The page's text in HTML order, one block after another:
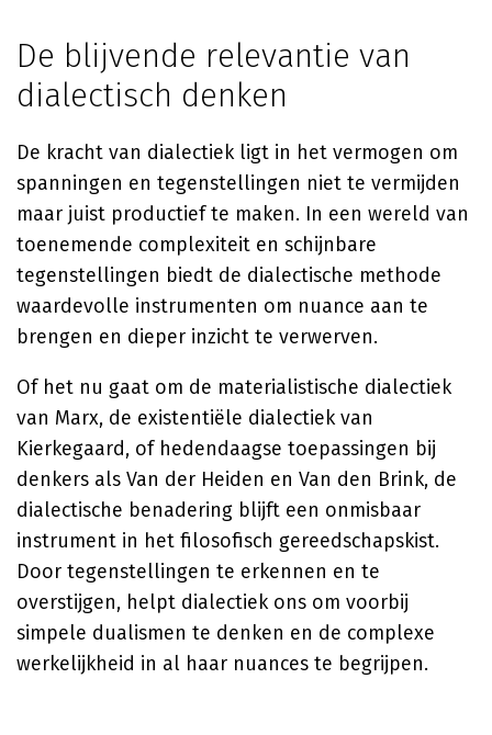
De blijvende relevantie van
dialectisch denken
De kracht van dialectiek ligt in het vermogen om
spanningen en tegenstellingen niet te vermijden
maar juist productief te maken. In een wereld van
toenemende complexiteit en schijnbare
tegenstellingen biedt de dialectische methode
waardevolle instrumenten om nuance aan te
brengen en dieper inzicht te verwerven.
Of het nu gaat om de materialistische dialectiek
van Marx, de existentiële dialectiek van
Kierkegaard, of hedendaagse toepassingen bij
denkers als Van der Heiden en Van den Brink, de
dialectische benadering blijft een onmisbaar
instrument in het filosofisch gereedschapskist.
Door tegenstellingen te erkennen en te
overstijgen, helpt dialectiek ons om voorbij
simpele dualismen te denken en de complexe
werkelijkheid in al haar nuances te begrijpen.